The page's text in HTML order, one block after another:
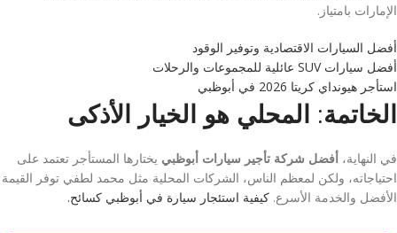
الإمارات بامتياز.
أفضل السيارات الاقتصادية وتوفير الوقود
أفضل سيارات SUV عائلية للمجموعات والرحلات
استأجر هيونداي كريتا 2026 في أبوظبي
الخاتمة: المحلي هو الخيار الأذكى
في النهاية، أفضل شركة تأجير سيارات أبوظبي يختارها المستأجر تعتمد على
احتياجاته، ولكن لمعظم الناس، الشركات المحلية مثل محمد لطفي توفر القيمة
الأفضل والخدمة الأسرع. كيفية استئجار سيارة في أبوظبي كسائح.